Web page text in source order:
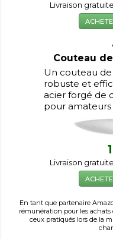
Livraison
Couteau
Un couteau
robuste et
acier forgé de
pour amateurs
Livraison
En tant que partenaire
rémunération pour les
ceux pratiqués lors de la